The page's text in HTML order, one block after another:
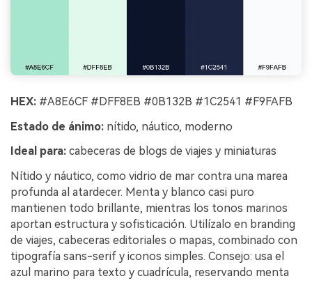
HEX: #A8E6CF #DFF8EB #0B132B #1C2541 #F9FAFB
Estado de ánimo: nítido, náutico, moderno
Ideal para: cabeceras de blogs de viajes y miniaturas
Nítido y náutico, como vidrio de mar contra una marea
profunda al atardecer. Menta y blanco casi puro
mantienen todo brillante, mientras los tonos marinos
aportan estructura y sofisticación. Utilízalo en branding
de viajes, cabeceras editoriales o mapas, combinado con
tipografía sans-serif y iconos simples. Consejo: usa el
azul marino para texto y cuadrícula, reservando menta